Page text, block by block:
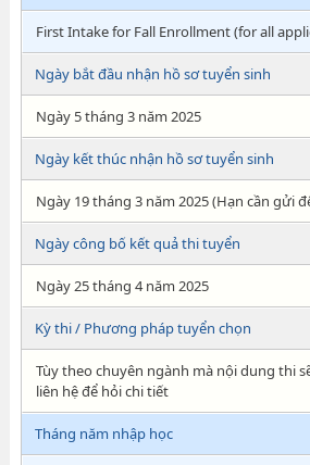
First Intake for Fall Enrollment (for all
Ngày bắt đầu nhận hồ sơ tuyển sinh
Ngày 5 tháng 3 năm 2025
Ngày kết thúc nhận hồ sơ tuyển sinh
Ngày 19 tháng 3 năm 2025 (Hạn cần gửi
Ngày công bố kết quả thi tuyển
Ngày 25 tháng 4 năm 2025
Kỳ thi / Phương pháp tuyển chọn
Tùy theo chuyên ngành mà nội dung thi
liên hệ để hỏi chi tiết
Tháng năm nhập học